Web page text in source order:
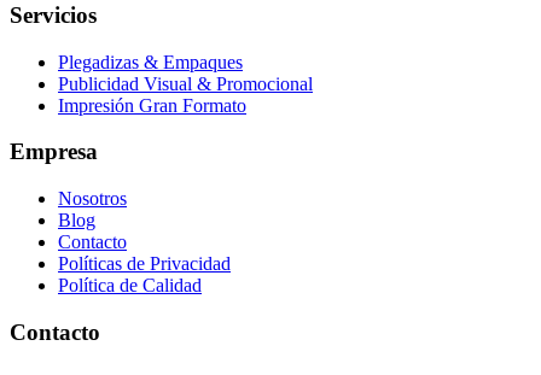
Servicios
Plegadizas & Empaques
Publicidad Visual & Promocional
Impresión Gran Formato
Empresa
Nosotros
Blog
Contacto
Políticas de Privacidad
Política de Calidad
Contacto